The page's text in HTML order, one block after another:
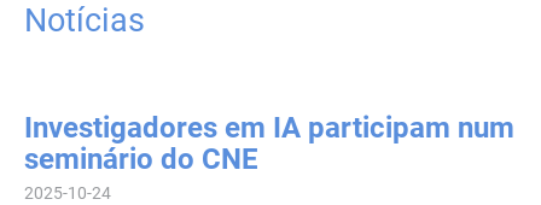
Notícias
Investigadores em IA participam num
seminário do CNE
2025-10-24